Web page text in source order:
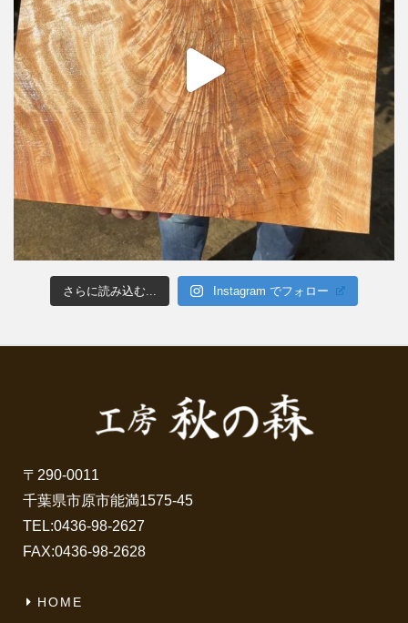
さらに読み込む... Instagram でフォロー
〒290-0011
千葉県市原市能満1575-45
TEL:0436-98-2627
FAX:0436-98-2628
HOME